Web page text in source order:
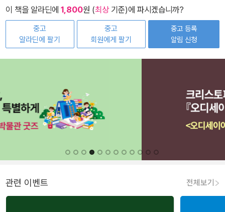
이 책을 알라딘에 1,800원 (최상기준)에 파시겠습니까?
중고
알라딘에 팔기
중고
회원에게 팔기
중고 등록
알림 신청
관련 이벤트 전체보기